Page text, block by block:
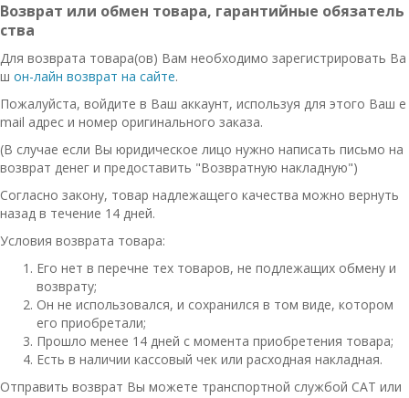
Возврат или обмен товара, гарантийные обязатель
ства
Для возврата товара(ов) Вам необходимо зарегистрировать Ва
ш он-лайн возврат на сайте.
Пожалуйста, войдите в Ваш аккаунт, используя для этого Ваш e
mail адрес и номер оригинального заказа.
(В случае если Вы юридическое лицо нужно написать письмо на
возврат денег и предоставить "Возвратную накладную")
Согласно закону, товар надлежащего качества можно вернуть
назад в течение 14 дней.
Условия возврата товара:
Его нет в перечне тех товаров, не подлежащих обмену и
возврату;
Он не использовался, и сохранился в том виде, котором
его приобретали;
Прошло менее 14 дней с момента приобретения товара;
Есть в наличии кассовый чек или расходная накладная.
Отправить возврат Вы можете транспортной службой САТ или